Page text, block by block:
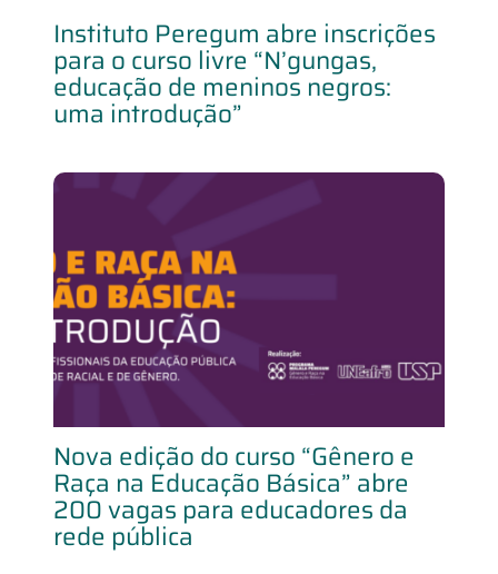
Instituto Peregum abre inscrições
para o curso livre “N’gungas,
educação de meninos negros:
uma introdução”
Nova edição do curso “Gênero e
Raça na Educação Básica” abre
200 vagas para educadores da
rede pública